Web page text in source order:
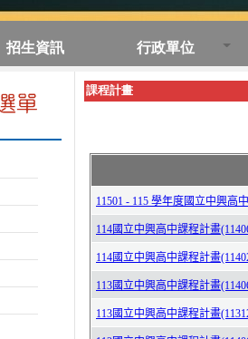
招生資訊 行政單位
課程計畫